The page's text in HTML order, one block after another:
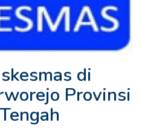
di
Provinsi